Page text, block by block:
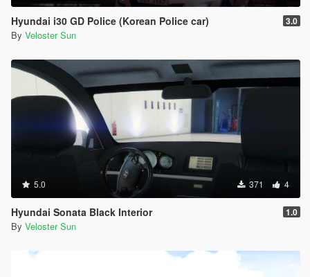
Hyundai i30 GD Police (Korean Police car) 3.0
By Veloster Sun
5.0 371 4
Hyundai Sonata Black Interior 1.0
By Veloster Sun